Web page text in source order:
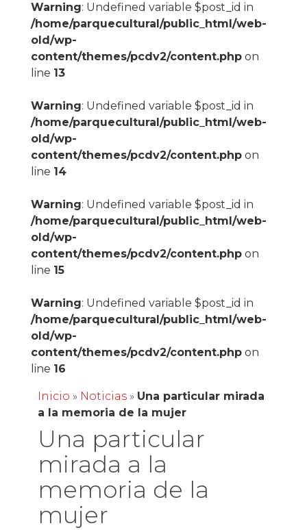
Warning: Undefined variable $post_id in
/home/parquecultural/public_html/web-
old/wp-
content/themes/pcdv2/content.phpon
line 13
Warning: Undefined variable $post_id in
/home/parquecultural/public_html/web-
old/wp-
content/themes/pcdv2/content.phpon
line 14
Warning: Undefined variable $post_id in
/home/parquecultural/public_html/web-
old/wp-
content/themes/pcdv2/content.phpon
line 15
Warning: Undefined variable $post_id in
/home/parquecultural/public_html/web-
old/wp-
content/themes/pcdv2/content.phpon
line 16
Inicio » Noticias» Una particular mirada
a la memoria de la mujer
Una particular
mirada a la
memoria de la
mujer